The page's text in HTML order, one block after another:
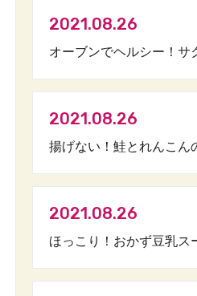
2021.08.26
オーブンでヘルシー！サ
2021.08.26
揚げない！鮭とれんこん
2021.08.26
ほっこり！おかず豆乳ス